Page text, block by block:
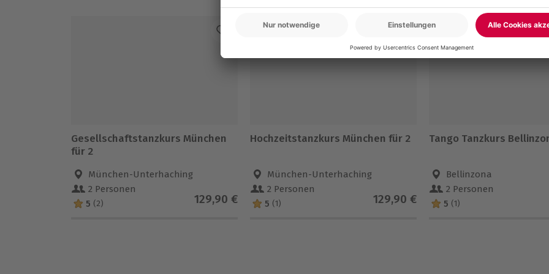
Gesellschaftstanzkurs München
für 2
München-Unterhaching
2 Personen
5 (2) 129,90 €
Hochzeitstanzkurs München für 2
München-Unterhaching
2 Personen
5 (1) 129,90 €
Tango Tanzkurs
Bellinzona
2 Personen
5 (1)